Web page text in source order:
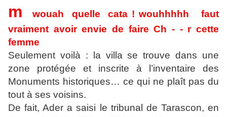
m
wouah quelle cata ! wouhhhhh faut
vraiment avoir envie de faire Ch - - r cette
femme
Seulement voilà : la villa se trouve dans une
zone protégée et inscrite à l’inventaire des
Monuments historiques… ce qui ne plaît pas du
tout à ses voisins.
De fait, Ader a saisi le tribunal de Tarascon, en